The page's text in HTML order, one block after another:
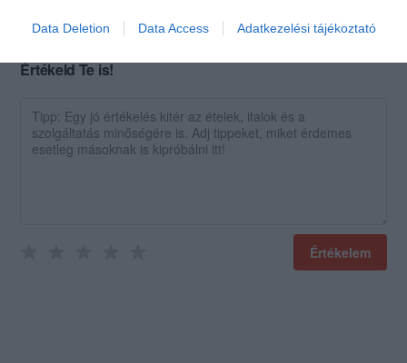
Data Deletion Data Access Adatkezelési tájékoztató
Értékeld Te is!
Értékelem